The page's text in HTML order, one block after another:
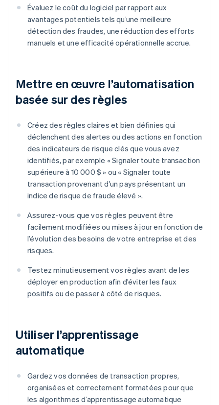
Évaluez le coût du logiciel par rapport aux
avantages potentiels tels qu’une meilleure
détection des fraudes, une réduction des efforts
manuels et une efficacité opérationnelle accrue.
Mettre en œuvre l’automatisation
basée sur des règles
Créez des règles claires et bien définies qui
déclenchent des alertes ou des actions en fonction
des indicateurs de risque clés que vous avez
identifiés, par exemple « Signaler toute transaction
supérieure à 10 000 $ » ou « Signaler toute
transaction provenant d’un pays présentant un
indice de risque de fraude élevé ».
Assurez-vous que vos règles peuvent être
facilement modifiées ou mises à jour en fonction de
l’évolution des besoins de votre entreprise et des
risques.
Testez minutieusement vos règles avant de les
déployer en production afin d’éviter les faux
positifs ou de passer à côté de risques.
Utiliser l’apprentissage
automatique
Gardez vos données de transaction propres,
organisées et correctement formatées pour que
les algorithmes d’apprentissage automatique